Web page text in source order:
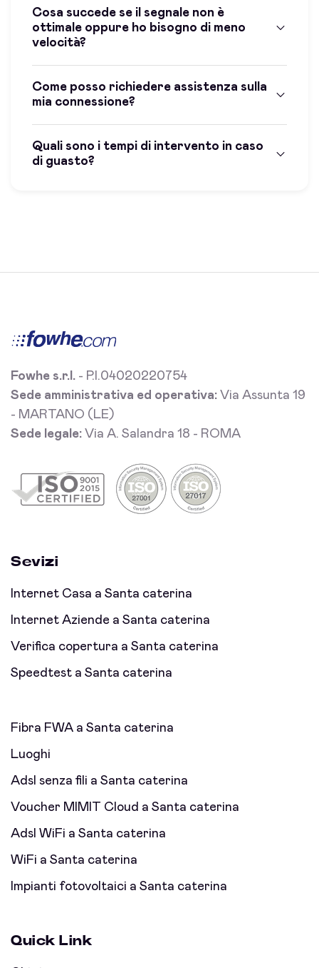
Cosa succede se il segnale non è
ottimale oppure ho bisogno di meno
velocità?
Come posso richiedere assistenza sulla
mia connessione?
Quali sono i tempi di intervento in caso
di guasto?
Fowhe s.r.l. - P.I.04020220754
Sede amministrativa ed operativa: Via Assunta 19
- MARTANO (LE)
Sede legale: Via A. Salandra 18 - ROMA
Sevizi
Internet Casa a Santa caterina
Internet Aziende a Santa caterina
Verifica copertura a Santa caterina
Speedtest a Santa caterina
Fibra FWA a Santa caterina
Luoghi
Adsl senza fili a Santa caterina
Voucher MIMIT Cloud a Santa caterina
Adsl WiFi a Santa caterina
WiFi a Santa caterina
Impianti fotovoltaici a Santa caterina
Quick Link